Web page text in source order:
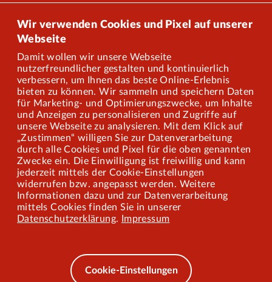
Wir verwenden Cookies und Pixel auf unserer
Webseite
Damit wollen wir unsere Webseite
nutzerfreundlicher gestalten und kontinuierlich
verbessern, um Ihnen das beste Online-Erlebnis
bieten zu können. Wir sammeln und speichern Daten
für Marketing- und Optimierungszwecke, um Inhalte
und Anzeigen zu personalisieren und Zugriffe auf
unsere Webseite zu analysieren. Mit dem Klick auf
„Zustimmen“ willigen Sie zur Datenverarbeitung
durch alle Cookies und Pixel für die oben genannten
Zwecke ein. Die Einwilligung ist freiwillig und kann
jederzeit mittels der Cookie-Einstellungen
widerrufen bzw. angepasst werden. Weitere
Informationen dazu und zur Datenverarbeitung
mittels Cookies finden Sie in unserer
Datenschutzerklärung. Impressum
Cookie-Einstellungen
Onlineshop
Über uns
Karriere
Presse
Mitarbeiterportal
Barrierefreiheit
Mobilität lernen